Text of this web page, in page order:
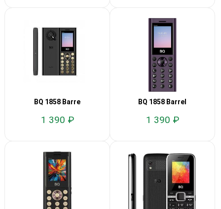
BQ 1858 Barre
1 390 ₽
BQ 1858 Barrel
1 390 ₽